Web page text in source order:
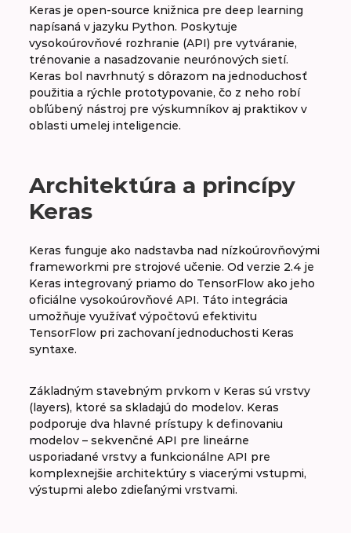
P R S T V W
Z
Keras
Keras je open-source knižnica pre deep learning
napísaná v jazyku Python. Poskytuje
vysokoúrovňové rozhranie (API) pre vytváranie,
trénovanie a nasadzovanie neurónových sietí.
Keras bol navrhnutý s dôrazom na jednoduchosť
použitia a rýchle prototypovanie, čo z neho robí
obľúbený nástroj pre výskumníkov aj praktikov v
oblasti umelej inteligencie.
Architektúra a princípy
Keras
Keras funguje ako nadstavba nad nízkoúrovňovými
frameworkmi pre strojové učenie. Od verzie 2.4 je
Keras integrovaný priamo do TensorFlow ako jeho
oficiálne vysokoúrovňové API. Táto integrácia
umožňuje využívať výpočtovú efektivitu
TensorFlow pri zachovaní jednoduchosti Keras
syntaxe.
Základným stavebným prvkom v Keras sú vrstvy
(layers), ktoré sa skladajú do modelov. Keras
podporuje dva hlavné prístupy k definovaniu
modelov – sekvenčné API pre lineárne
usporiadané vrstvy a funkcionálne API pre
komplexnejšie architektúry s viacerými vstupmi,
výstupmi alebo zdieľanými vrstvami.